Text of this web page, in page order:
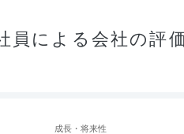
員による会社の評
成長・将来性